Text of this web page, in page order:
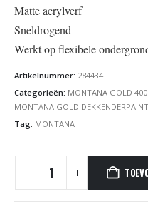
Matte acrylverf
Sneldrogend
Werkt op flexibele
Artikelnummer: 284434
Categorieën: MONTANA GOLD
MONTANA GOLD
Tag: MONTANA